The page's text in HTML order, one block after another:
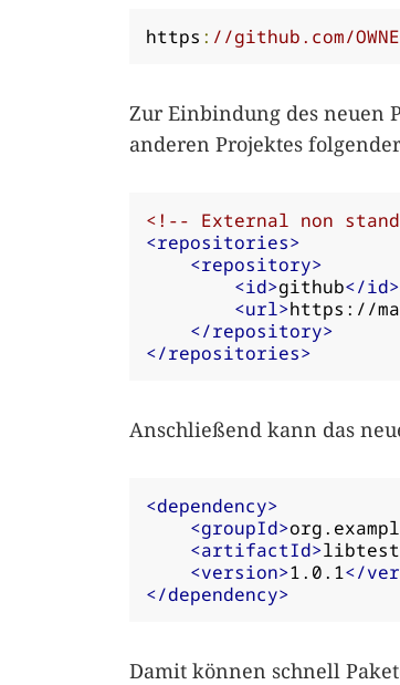
https : //github.com/
Zur Einbindung des neuen
anderen Projektes
<!-- External non
<repositories>
<repository>
<id>github</id>
<url>https://
</repository>
</repositories>
Anschließend kann das
<dependency>
<groupId>
<artifactId>libtest
<version>1.0.1</
</dependency>
Damit können schnell